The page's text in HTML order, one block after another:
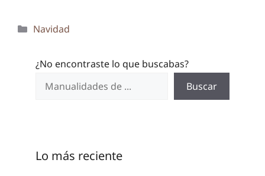
Categorías
Navidad
¿No encontraste lo que buscabas?
Buscar
Lo más reciente